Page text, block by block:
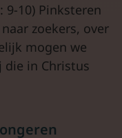
9-10) Pinksteren
zoekers, over
mogen we
in Christus